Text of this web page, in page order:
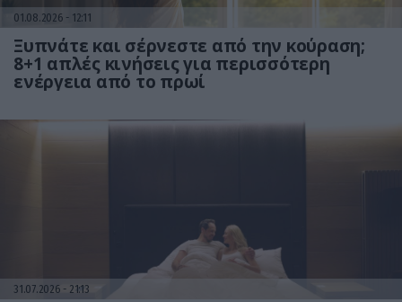
01.08.2026 12:11
Ξυπνάτε και σέρνεστε από την κούραση;
8+1 απλές κινήσεις για περισσότερη
ενέργεια από το πρωί
31.07.2026 21:13